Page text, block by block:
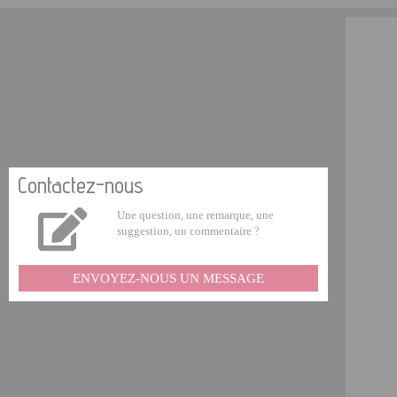
Contactez-nous
Une question, une remarque, une
suggestion, un commentaire ?
ENVOYEZ-NOUS UN MESSAGE